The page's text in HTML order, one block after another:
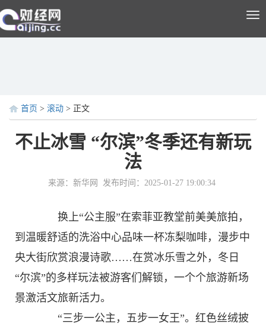
首页 > 滚动 > 正文
不止冰雪 “尔滨”冬季还有新玩
法
来源：新华网 发布时间：2025-01-27 19:00:34
换上“公主服”在索菲亚教堂前美美旅拍，
到温暖舒适的洗浴中心品味一杯冻梨咖啡，漫步中
央大街欣赏浪漫诗歌……在赏冰乐雪之外，冬日
“尔滨”的多样玩法被游客们解锁，一个个旅游新场
景激活文旅新活力。
“三步一公主，五步一女王”。红色丝绒披